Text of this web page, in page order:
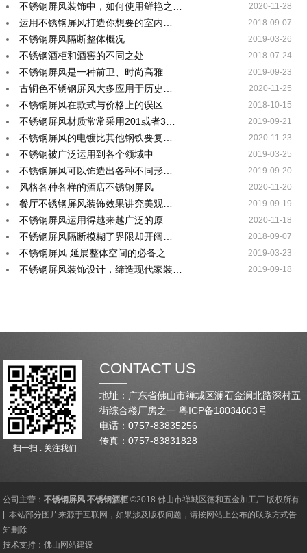
不锈钢屏风装饰中，如何使用鲜艳之… 2020-11-28
运用不锈钢屏风打造你想要的室内… 2018-09-07
不锈钢屏风隔断整体概况 2019-03-26
不锈钢酒柜和酒窖的不同之处 2018-07-24
不锈钢屏风是一种前卫、时尚高雅… 2019-09-23
古铜色不锈钢屏风大多应用于历史… 2020-11-25
不锈钢屏风在款式与价格上的误区… 2018-10-15
不锈钢屏风材质常常采用201或者3… 2019-09-21
不锈钢屏风的电镀比其他钢铁要复… 2020-11-23
不锈钢被广泛运用到各个领域中 2019-03-25
不锈钢屏风可以饰造出各种不同形… 2019-09-20
风格各种各样的酒店不锈钢屏风 2020-11-20
餐厅不锈钢屏风装饰效果讲究美观… 2019-09-19
不锈钢屏风运用得越来越广泛的原… 2020-11-18
不锈钢屏风隔断模糊了界限却开阔… 2018-09-07
不锈钢屏风 延展整体空间的必备之… 2019-03-23
不锈钢屏风装饰设计，缔造现代家装… 2019-09-18
扫一扫 . 关注我们
CONTACT US
地址：广东省佛山市禅城区澜石金澜北路深村五
街综合楼厂房之一 粤ICP备18034603号
电话：0757-83835256
传真：0757-83831828
公司主营：不锈钢屏风 不锈钢酒柜 ©2018 佛山市禅城区德和五金加工厂 版权所有
| 本站部分图片来源于互联网，如果涉及版权问题，请按网站上公布的联系方式告
知删除
技术支持：佛山网站建设